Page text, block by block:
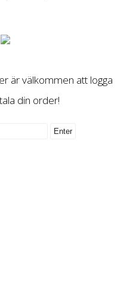
är välkommen att logga
din order!